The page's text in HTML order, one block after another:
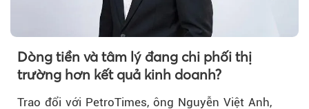
Dòng tiền và tâm lý đang chi phối thị
trường hơn kết quả kinh doanh?
Trao đổi với PetroTimes, ông Nguyễn Việt Anh,